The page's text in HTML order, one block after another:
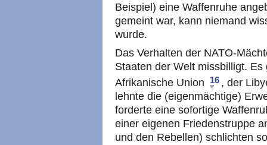
Beispiel) eine Waffenruhe
gemeint war, kann niemand
wurde.
Das Verhalten der NATO-
Staaten der Welt missbilligt.
Afrikanische Union
16 , der
lehnte die (eigenmächtige)
forderte eine sofortige
einer eigenen Friedenstruppe
und den Rebellen) schlichten